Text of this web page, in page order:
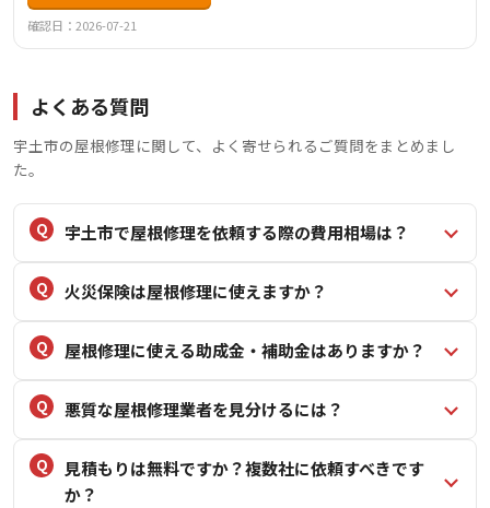
確認日：2026-07-21
よくある質問
宇土市の屋根修理に関して、よく寄せられるご質問をまとめまし
た。
宇土市で屋根修理を依頼する際の費用相場は？
火災保険は屋根修理に使えますか？
屋根修理に使える助成金・補助金はありますか？
悪質な屋根修理業者を見分けるには？
見積もりは無料ですか？複数社に依頼すべきです
か？